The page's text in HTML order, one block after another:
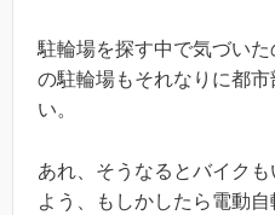
駐輪場を探す中で気づい
の駐輪場もそれなりに都
い。
あれ、そうなるとバイク
よう、もしかしたら電動自